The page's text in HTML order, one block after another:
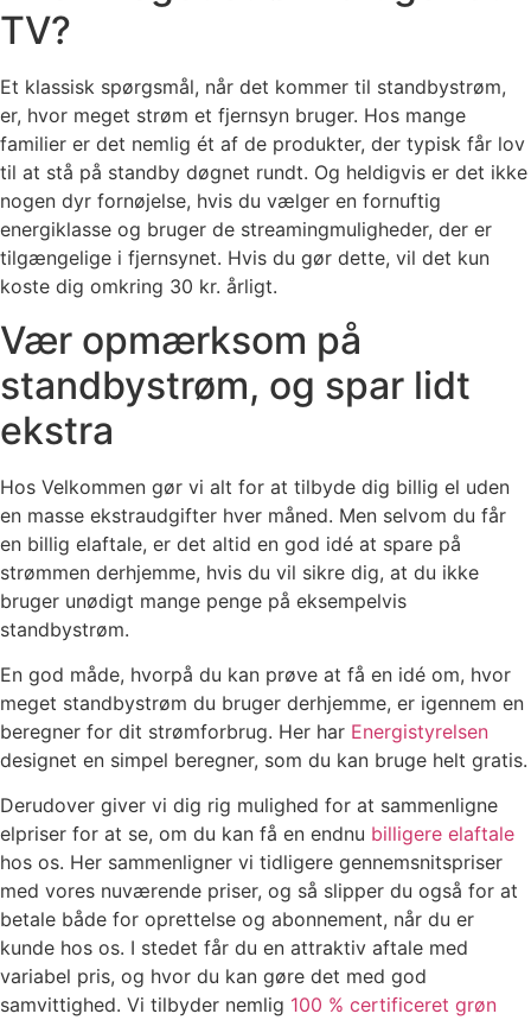
TV?
Et klassisk spørgsmål, når det kommer til standbystrøm,
er, hvor meget strøm et fjernsyn bruger. Hos mange
familier er det nemlig ét af de produkter, der typisk får lov
til at stå på standby døgnet rundt. Og heldigvis er det ikke
nogen dyr fornøjelse, hvis du vælger en fornuftig
energiklasse og bruger de streamingmuligheder, der er
tilgængelige i fjernsynet. Hvis du gør dette, vil det kun
koste dig omkring 30 kr. årligt.
Vær opmærksom på
standbystrøm, og spar lidt
ekstra
Hos Velkommen gør vi alt for at tilbyde dig billig el uden
en masse ekstraudgifter hver måned. Men selvom du får
en billig elaftale, er det altid en god idé at spare på
strømmen derhjemme, hvis du vil sikre dig, at du ikke
bruger unødigt mange penge på eksempelvis
standbystrøm.
En god måde, hvorpå du kan prøve at få en idé om, hvor
meget standbystrøm du bruger derhjemme, er igennem en
beregner for dit strømforbrug. Her har Energistyrelsen
designet en simpel beregner, som du kan bruge helt gratis.
Derudover giver vi dig rig mulighed for at sammenligne
elpriser for at se, om du kan få en endnu billigere elaftale
hos os. Her sammenligner vi tidligere gennemsnitspriser
med vores nuværende priser, og så slipper du også for at
betale både for oprettelse og abonnement, når du er
kunde hos os. I stedet får du en attraktiv aftale med
variabel pris, og hvor du kan gøre det med god
samvittighed. Vi tilbyder nemlig 100 % certificeret grøn